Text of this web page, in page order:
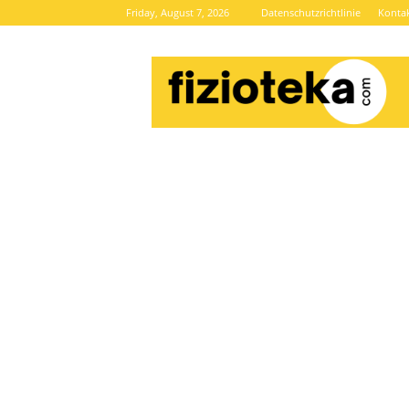
Friday, August 7, 2026 Datenschutzrichtlinie
Brze
vijesti